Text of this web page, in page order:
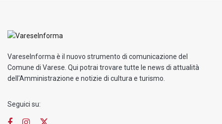
VareseInforma è il nuovo strumento di comunicazione del
Comune di Varese. Qui potrai trovare tutte le news di attualità
dell'Amministrazione e notizie di cultura e turismo.
Seguici su: